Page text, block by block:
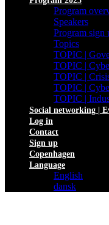
Program
Speakers
Program sign
Topics
TOPIC |
TOPIC |
TOPIC |
TOPIC |
TOPIC |
Social networking |
Log in
Contact
Sign up
Copenhagen
Language
English
dansk